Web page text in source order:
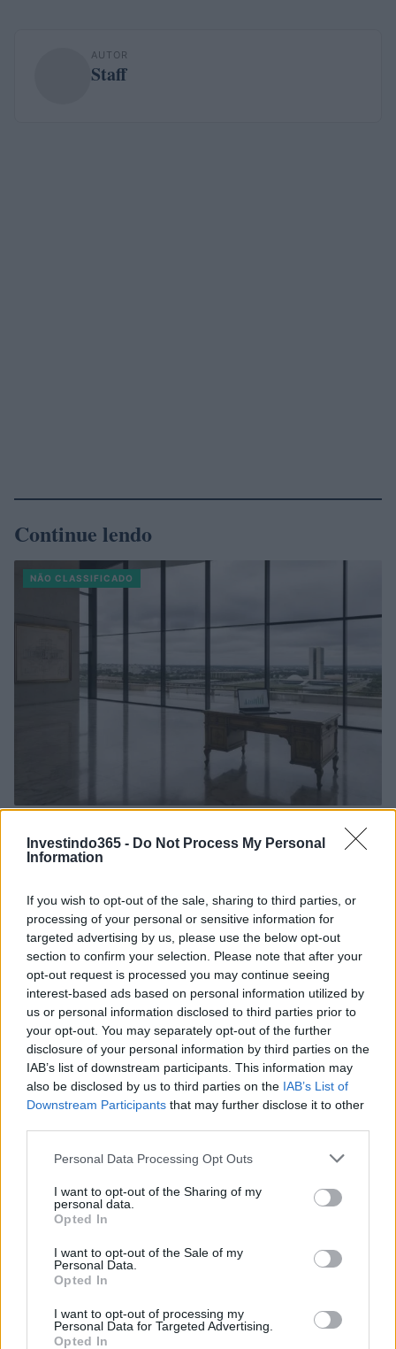
Investindo365 - Do Not Process My Personal
Information
If you wish to opt-out of the sale, sharing to third parties, or
processing of your personal or sensitive information for
targeted advertising by us, please use the below opt-out
section to confirm your selection. Please note that after your
opt-out request is processed you may continue seeing
interest-based ads based on personal information utilized by
us or personal information disclosed to third parties prior to
your opt-out. You may separately opt-out of the further
disclosure of your personal information by third parties on the
IAB’s list of downstream participants. This information may
also be disclosed by us to third parties on the IAB’s List of
Downstream Participants that may further disclose it to other
Please note that this website/app uses one or more Google
not limited to your visit or usage behaviour. You may click to
grant or deny consent to Google and its third-party tags to
use your data for below specified purposes in below Google
consent section.
Personal Data Processing Opt Outs
I want to opt-out of the Sharing of my
personal data.
Opted In
I want to opt-out of the Sale of my
Personal Data.
Opted In
I want to opt-out of processing my
Personal Data for Targeted Advertising.
Opted In
AUTOR
Staff
Continue lendo
NÃO CLASSIFICADO
Plano de governo de Lula: soberania, investimentos e reforma
tributária
Rafael Oliveira · 9 ago 2026
NÃO CLASSIFICADO
de 2026 e julho de 2026
Beatriz Almeida · 7 ago 2026
NÃO CLASSIFICADO